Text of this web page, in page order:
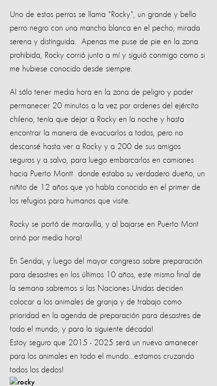
Uno de estos perros se llama "Rocky", un grande y bello
perro negro con una mancha blanca en el pecho, mirada
serena y distinguida. Apenas me puse de pie en la zona
prohibida, Rocky corrió junto a mí y siguió conmigo como si
me hubiese conocido desde siempre.
Al sólo tener media hora en la zona de peligro y poder
permanecer 20 minutos a la vez por ordenes del ejército
chileno, tenía que dejar a Rocky en la noche y hasta
encontrar la manera de evacuarlos a todos, pero no
descansé hasta ver a Rocky y a 200 de sus amigos
seguros y a salvo, para luego embarcarlos en camiones
hacia Puerto Montt donde estaba su verdadero dueño, un
niñito de 12 años que yo había conocido en el primer de
los refugios para humanos que visite.
Rocky se portó de maravilla, y al bajarse en Puerto Mont
orinó por media hora!
En Sendai, y luego del mayor congreso sobre preparación
para desastres en los últimos 10 años, este mismo final de
la semana sabremos si las Naciones Unidas deciden
colocar a los animales de granja y de trabajo como
prioridad en la agenda de preparación para desastres de
todo el mundo, y para la siguiente década!
Estoy seguro que 2015 - 2025 será un nuevo amanecer
para los animales en todo el mundo...estamos cruzando
todos los dedos!